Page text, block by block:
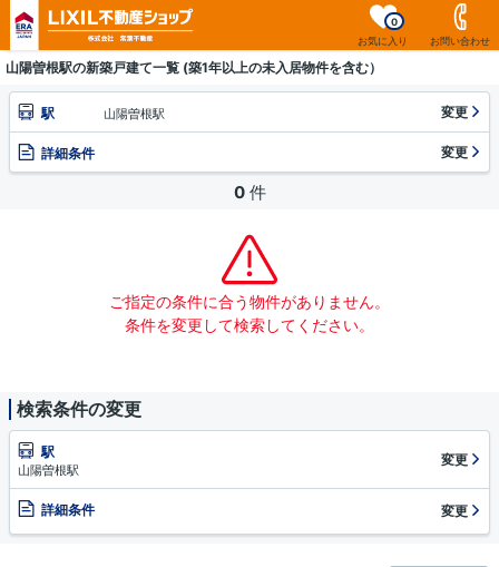
お気に入り
0
お問い合わせ
山陽曽根駅の新築戸建て一覧 (築1年以上の未入居物件を含む）
駅 山陽曽根駅 変更
詳細条件 変更
0 件
ご指定の条件に合う物件がありません。
条件を変更して検索してください。
検索条件の変更
駅
山陽曽根駅
変更
詳細条件 変更